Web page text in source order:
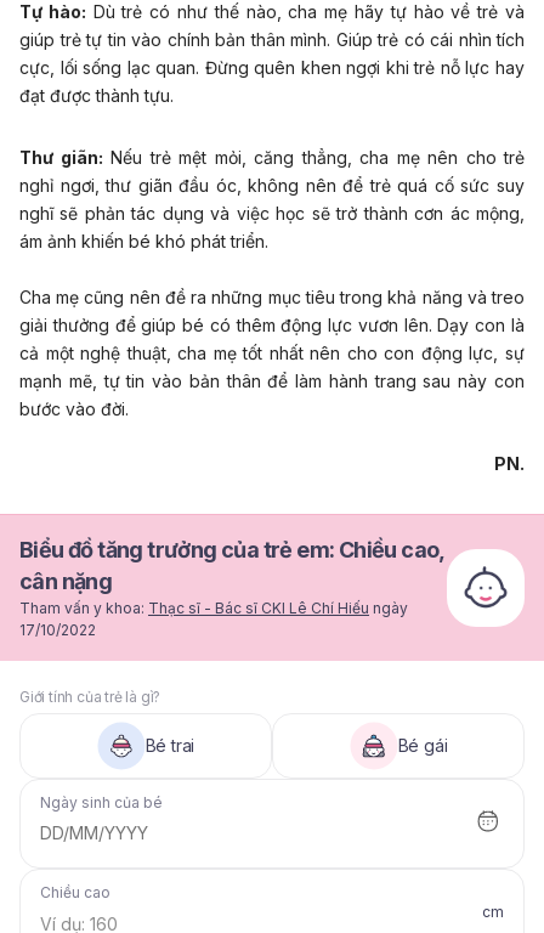
Tự hào: Dù trẻ có như thế nào, cha mẹ hãy tự hào về trẻ và
giúp trẻ tự tin vào chính bản thân mình. Giúp trẻ có cái nhìn tích
cực, lối sống lạc quan. Đừng quên khen ngợi khi trẻ nỗ lực hay
đạt được thành tựu.
Thư giãn: Nếu trẻ mệt mỏi, căng thẳng, cha mẹ nên cho trẻ
nghỉ ngơi, thư giãn đầu óc, không nên để trẻ quá cố sức suy
nghĩ sẽ phản tác dụng và việc học sẽ trở thành cơn ác mộng,
ám ảnh khiến bé khó phát triển.
Cha mẹ cũng nên đề ra những mục tiêu trong khả năng và treo
giải thưởng để giúp bé có thêm động lực vươn lên. Dạy con là
cả một nghệ thuật, cha mẹ tốt nhất nên cho con động lực, sự
mạnh mẽ, tự tin vào bản thân để làm hành trang sau này con
bước vào đời.
PN.
Biểu đồ tăng trưởng của trẻ em: Chiều cao,
cân nặng
Tham vấn y khoa: Thạc sĩ - Bác sĩ CKI Lê Chí Hiếu ngày
17/10/2022
Giới tính của trẻ là gì?
Bé trai Bé gái
Ngày sinh của bé
DD/MM/YYYY
Chiều cao
cm